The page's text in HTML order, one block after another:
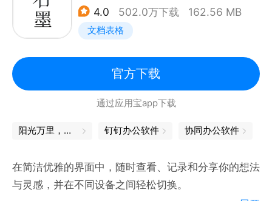
官方微博：@金山文档
4.0 502.0万下载 162.56 MB
文档表格
官方下载
通过应用宝app下载
阳光万里，我们一定能上岸！ 钉钉办公软件 协同办公软件
在简洁优雅的界面中，随时查看、记录和分享你的想法
与灵感，并在不同设备之间轻松切换。